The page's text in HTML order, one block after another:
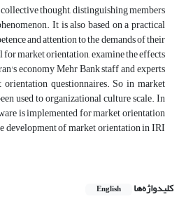
thought, distinguishing members
It is also based on a practical
and attention to the demands of their
market orientation, examine the effects
economy Mehr Bank staff and experts
questionnaires. So in market
used to organizational culture scale. In
is implemented for market orientation
development of market orientation in IRI
کلیدواژه‌ها English